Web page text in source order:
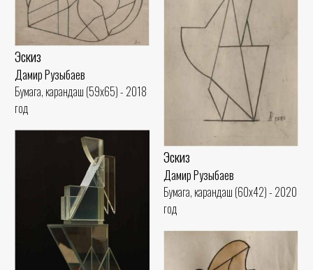
Эскиз
Дамир Рузыбаев
Бумага, карандаш (59x65) - 2018
год
Эскиз
Дамир Рузыбаев
Бумага, карандаш (60x42) - 2020
год